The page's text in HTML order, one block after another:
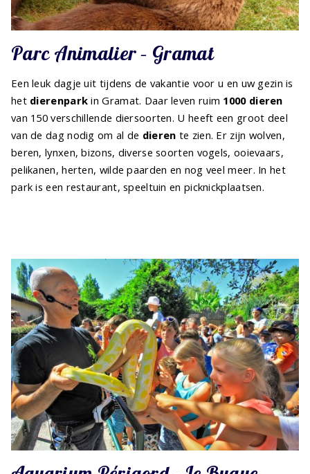
Parc Animalier – Gramat
Een leuk dagje uit tijdens de vakantie voor u en uw gezin is
het dierenpark in Gramat. Daar leven ruim 1000 dieren
van 150 verschillende diersoorten. U heeft een groot deel
van de dag nodig om al de dieren te zien. Er zijn wolven,
beren, lynxen, bizons, diverse soorten vogels, ooievaars,
pelikanen, herten, wilde paarden en nog veel meer. In het
park is een restaurant, speeltuin en picknickplaatsen.